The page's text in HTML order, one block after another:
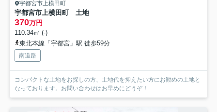
宇都宮市上横田町
宇都宮市上横田町 土地
370万円
110.34㎡ (-)
東北本線「宇都宮」駅 徒歩59分
南道路
コンパクトな土地をお探しの方、土地代を抑えたい方にお勧めの土地と
なっております。お問い合わせはお早めにどうぞ！